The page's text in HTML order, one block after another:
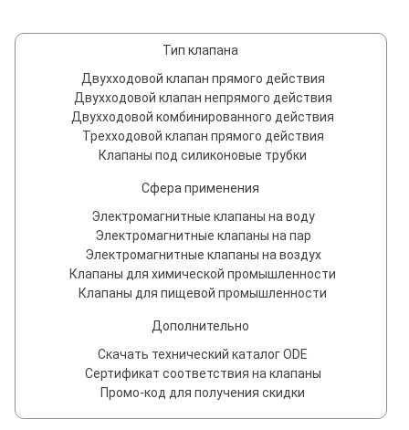
Тип клапана
Двухходовой клапан прямого действия
Двухходовой клапан непрямого действия
Двухходовой комбинированного действия
Трехходовой клапан прямого действия
Клапаны под силиконовые трубки
Сфера применения
Электромагнитные клапаны на воду
Электромагнитные клапаны на пар
Электромагнитные клапаны на воздух
Клапаны для химической промышленности
Клапаны для пищевой промышленности
Дополнительно
Скачать технический каталог ODE
Сертификат соответствия на клапаны
Промо-код для получения скидки